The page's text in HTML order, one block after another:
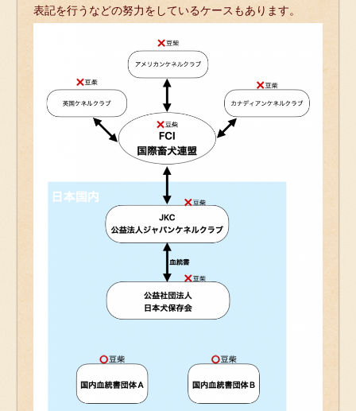
表記を行うなどの努力をしているケースもあります。